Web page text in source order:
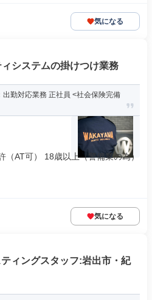
気になる
システムの掛けつけ業務
勤対応業務 正社員 <社会保険完備
AT可） 18歳以上（警備業の為）
気になる
ティングスタッフ:岩出市・紀